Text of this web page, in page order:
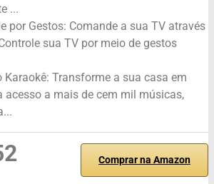
...
por Gestos: Comande a sua TV através
sua TV por meio de gestos
Karaokê: Transforme a sua casa em
acesso a mais de cem mil músicas,
Comprar na Amazon